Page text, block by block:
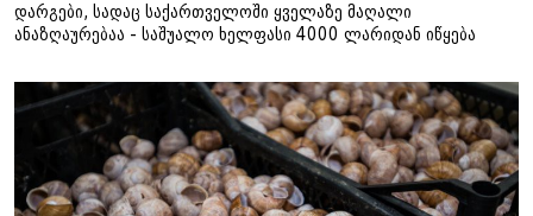
დარგები, სადაც საქართველოში ყველაზე მაღალი
ანაზღაურებაა - საშუალო ხელფასი 4000 ლარიდან იწყება